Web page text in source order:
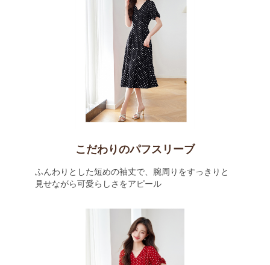
こだわりのパフスリーブ
ふんわりとした短めの袖丈で、腕周りをすっきりと
見せながら可愛らしさをアピール